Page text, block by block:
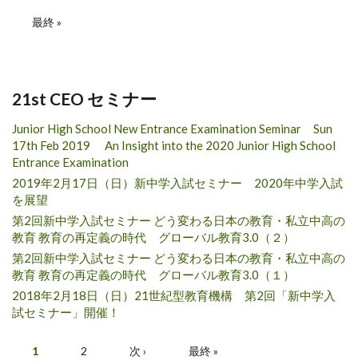
最終 »
21st CEO セミナー
Junior High School New Entrance Examination Seminar Sun
17th Feb 2019 An Insight into the 2020 Junior High School
Entrance Examination
2019年2月17日（日）新中学入試セミナー 2020年中学入試
を展望
第2回新中学入試セミナー どう変わる日本の教育・私立中高の
教育 教育の再定義の時代 グローバル教育3.0（２）
第2回新中学入試セミナー どう変わる日本の教育・私立中高の
教育 教育の再定義の時代 グローバル教育3.0（１）
2018年2月18日（日）21世紀型教育機構 第2回「新中学入
試セミナー」開催！
Pages
1 2 次 › 最終 »